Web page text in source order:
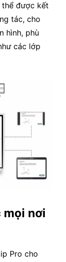
được kết
tác, cho
hình, phù
các lớp
mọi nơi
Pro cho